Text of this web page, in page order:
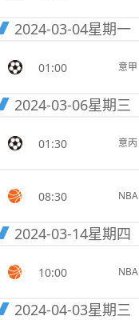
2024-03-04星期一
01:00 意甲
2024-03-06星期三
01:30 意丙
08:30 NBA
2024-03-14星期四
10:00 NBA
2024-04-03星期三